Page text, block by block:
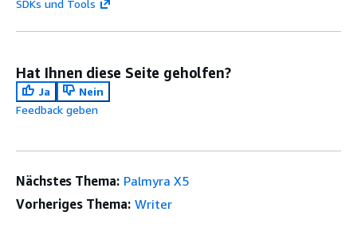
SDKs und Tools
Hat Ihnen diese Seite geholfen?
Ja
Nein
Feedback geben
Nächstes Thema: Palmyra X5
Vorheriges Thema: Writer